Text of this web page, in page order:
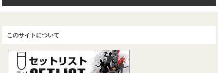
このサイトについて